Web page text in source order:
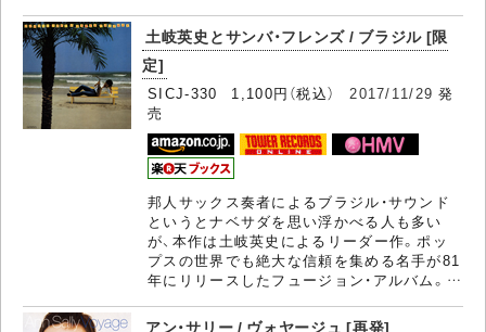
土岐英史とサンバ・フレンズ / ブラジル [限
定]
SICJ-330 1,100円（税込） 2017/11/29 発
売
邦人サックス奏者によるブラジル・サウンド
というとナベサダを思い浮かべる人も多い
が、本作は土岐英史によるリーダー作。ポッ
プスの世界でも絶大な信頼を集める名手が81
年にリリースしたフュージョン・アルバム。…
アン・サリー / ヴォヤージュ [再発]